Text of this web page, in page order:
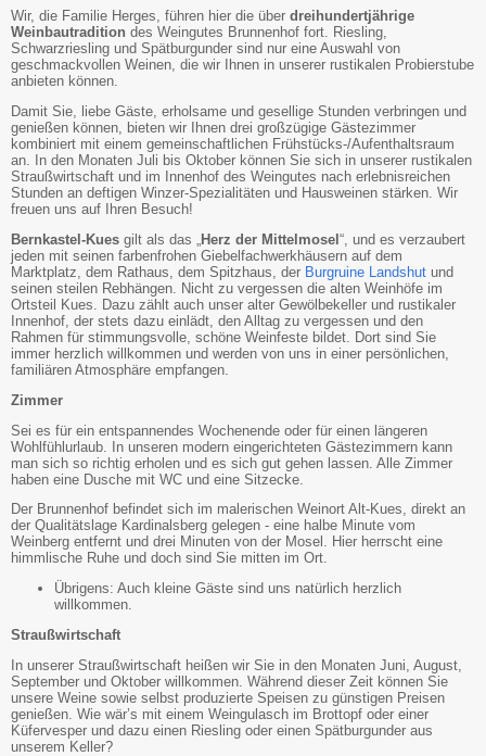
Wir, die Familie Herges, führen hier die über dreihundertjährige
Weinbautradition des Weingutes Brunnenhof fort. Riesling,
Schwarzriesling und Spätburgunder sind nur eine Auswahl von
geschmackvollen Weinen, die wir Ihnen in unserer rustikalen Probierstube
anbieten können.
Damit Sie, liebe Gäste, erholsame und gesellige Stunden verbringen und
genießen können, bieten wir Ihnen drei großzügige Gästezimmer
kombiniert mit einem gemeinschaftlichen Frühstücks-/Aufenthaltsraum
an. In den Monaten Juli bis Oktober können Sie sich in unserer rustikalen
Straußwirtschaft und im Innenhof des Weingutes nach erlebnisreichen
Stunden an deftigen Winzer-Spezialitäten und Hausweinen stärken. Wir
freuen uns auf Ihren Besuch!
Bernkastel-Kues gilt als das „ Herz der Mittelmosel “, und es verzaubert
jeden mit seinen farbenfrohen Giebelfachwerkhäusern auf dem
Marktplatz, dem Rathaus, dem Spitzhaus, der Burgruine Landshut und
seinen steilen Rebhängen. Nicht zu vergessen die alten Weinhöfe im
Ortsteil Kues. Dazu zählt auch unser alter Gewölbekeller und rustikaler
Innenhof, der stets dazu einlädt, den Alltag zu vergessen und den
Rahmen für stimmungsvolle, schöne Weinfeste bildet. Dort sind Sie
immer herzlich willkommen und werden von uns in einer persönlichen,
familiären Atmosphäre empfangen.
Zimmer
Sei es für ein entspannendes Wochenende oder für einen längeren
Wohlfühlurlaub. In unseren modern eingerichteten Gästezimmern kann
man sich so richtig erholen und es sich gut gehen lassen. Alle Zimmer
haben eine Dusche mit WC und eine Sitzecke.
Der Brunnenhof befindet sich im malerischen Weinort Alt-Kues, direkt an
der Qualitätslage Kardinalsberg gelegen - eine halbe Minute vom
Weinberg entfernt und drei Minuten von der Mosel. Hier herrscht eine
himmlische Ruhe und doch sind Sie mitten im Ort.
Übrigens: Auch kleine Gäste sind uns natürlich herzlich
willkommen.
Straußwirtschaft
In unserer Straußwirtschaft heißen wir Sie in den Monaten Juni, August,
September und Oktober willkommen. Während dieser Zeit können Sie
unsere Weine sowie selbst produzierte Speisen zu günstigen Preisen
genießen. Wie wär’s mit einem Weingulasch im Brottopf oder einer
Küfervesper und dazu einen Riesling oder einen Spätburgunder aus
unserem Keller?